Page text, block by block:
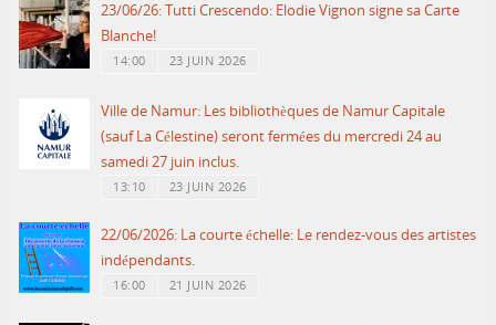
23/06/26: Tutti Crescendo: Elodie Vignon signe sa Carte
Blanche!
14:00 23 JUIN 2026
Ville de Namur: Les bibliothèques de Namur Capitale
(sauf La Célestine) seront fermées du mercredi 24 au
samedi 27 juin inclus.
13:10 23 JUIN 2026
22/06/2026: La courte échelle: Le rendez-vous des artistes
indépendants.
16:00 21 JUIN 2026